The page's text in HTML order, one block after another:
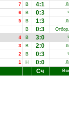
7 В 4:1
6 В 0:3
5 В 1:3
В 0:3
4 В 3:0
3 В 2:0
2 В 0:3
1 Н 0:0
Сч